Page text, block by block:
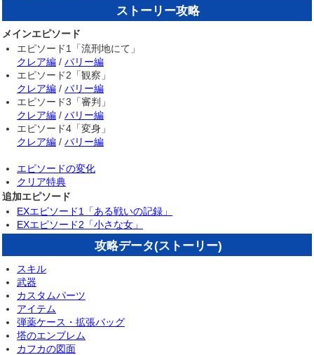
ストーリー攻略
メインエピソード
エピソード1「流刑地にて」
クレア編 / バリー編
エピソード2「観察」
クレア編 / バリー編
エピソード3「審判」
クレア編 / バリー編
エピソード4「変身」
クレア編 / バリー編
エピソードの変化
クリア特典
追加エピソード
EXエピソード1「ある戦いの記録」
EXエピソード2「小さな女」
攻略データ(ストーリー)
スキル
武器
カスタムパーツ
アイテム
弾薬ケース・拡張バッグ
塔のエンブレム
カフカの図面